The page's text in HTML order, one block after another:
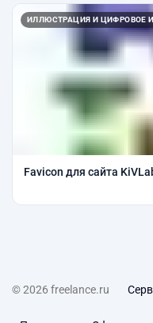
ИЛЛЮСТРАЦИЯ И ЦИФРОВОЕ
Favicon для сайта
© 2026 freelance.ru